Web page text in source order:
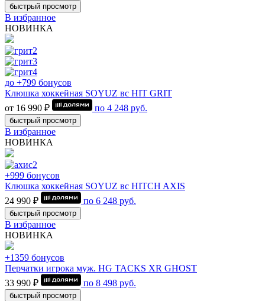
быстрый просмотр
В избранное
НОВИНКА
до +799 бонусов
Клюшка хоккейная SOYUZ вс HIT GRIT
от 16 990 ₽
по 4 248 руб.
быстрый просмотр
В избранное
НОВИНКА
+999 бонусов
Клюшка хоккейная SOYUZ вс HITCH AXIS
24 990 ₽
по 6 248 руб.
быстрый просмотр
В избранное
НОВИНКА
+1359 бонусов
Перчатки игрока муж. HG TACKS XR GHOST
33 990 ₽
по 8 498 руб.
быстрый просмотр